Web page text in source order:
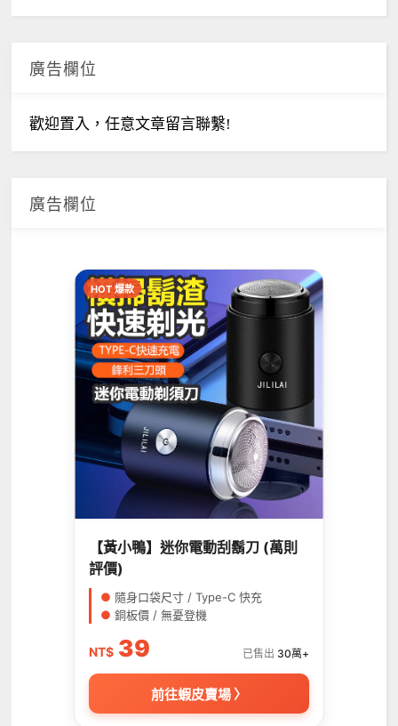
廣告欄位
歡迎置入，任意文章留言聯繫!
廣告欄位
HOT 爆款
【黃小鴨】迷你電動刮鬍刀 (萬則
評價)
● 隨身口袋尺寸 / Type-C 快充
● 銅板價 / 無憂登機
NT$ 39 已售出 30萬+
前往蝦皮賣場 〉